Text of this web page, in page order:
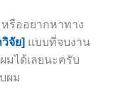
รืออยากหาทาง
จัย] แบบที่จบงาน
มได้เลยนะครับ
ผม